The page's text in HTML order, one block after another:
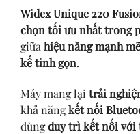
Widex Unique 220
chọn tối ưu nhất trong
giữa hiệu năng mạnh
kế tinh gọn.
Máy mang lại trải
khả năngkết nối
dùngduy trì kết nối với